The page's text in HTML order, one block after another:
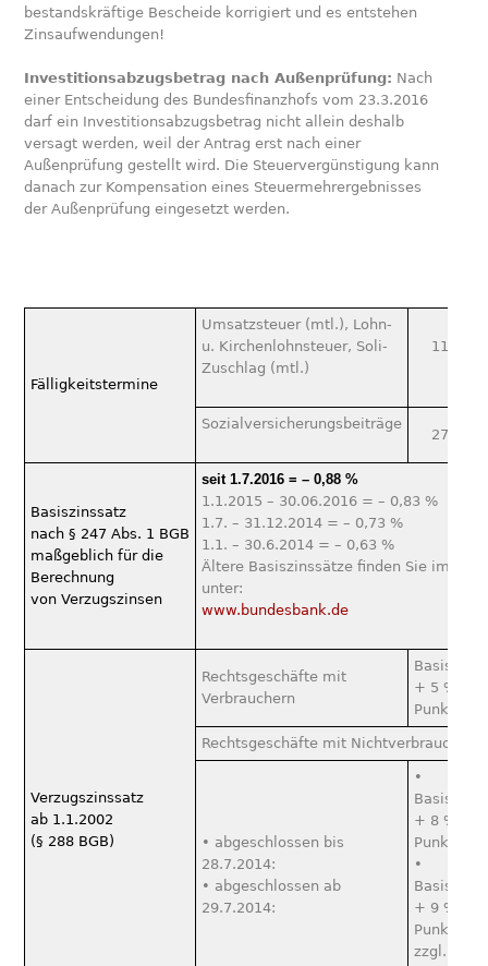
bestandskräftige Bescheide korrigiert und es entstehen
Zinsaufwendungen!
Investitionsabzugsbetrag nach Außenprüfung: Nach
einer Entscheidung des Bundesfinanzhofs vom 23.3.2016
darf ein Investitionsabzugsbetrag nicht allein deshalb
versagt werden, weil der Antrag erst nach einer
Außenprüfung gestellt wird. Die Steuervergüns­tigung kann
danach zur Kompensation eines Steuermehrergebnisses
der Außenprüfung eingesetzt werden.
Fälligkeitstermine
Umsatzsteuer (mtl.), Lohn-
u. Kirchenlohnsteuer, Soli-
Zuschlag (mtl.)
Sozialversicherungsbeiträge
Basiszinssatz
nach § 247 Abs. 1 BGB
maßgeblich für die
Berechnung
von Verzugszinsen
seit 1.7.2016 = – 0,88 %
1.1.2015 – 30.06.2016 = – 0,83 %
1.7. – 31.12.2014 = – 0,73 %
1.1. – 30.6.2014 = – 0,63 %
Ältere Basiszinssätze ﬁnden Sie im
unter:
www.bundesbank.de
Verzugszinssatz
ab 1.1.2002
(§ 288 BGB)
Rechtsgeschäfte mit
Verbrauchern
+ 5 %-
Punkte
Rechtsgeschäfte mit Nichtverbrauchern
• abgeschlossen bis
28.7.2014:
• abgeschlossen ab
29.7.2014:
•
+ 8 %-
Punkte
•
+ 9 %-
Punkte
zzgl. 40 €